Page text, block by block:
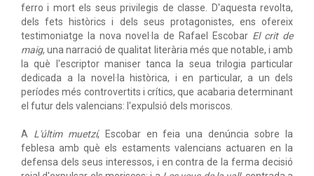
ferro i mort els seus privilegis de classe. D'aquesta revolta,
dels fets històrics i dels seus protagonistes, ens ofereix
testimoniatge la nova novel·la de Rafael Escobar El crit de
maig, una narració de qualitat literària més que notable, i amb
la què l'escriptor maniser tanca la seua trilogia particular
dedicada a la novel·la històrica, i en particular, a un dels
períodes més controvertits i crítics, que acabaria determinant
el futur dels valencians: l'expulsió dels moriscos.
A L'últim muetzí, Escobar en feia una denúncia sobre la
feblesa amb què els estaments valencians actuaren en la
defensa dels seus interessos, i en contra de la ferma decisió